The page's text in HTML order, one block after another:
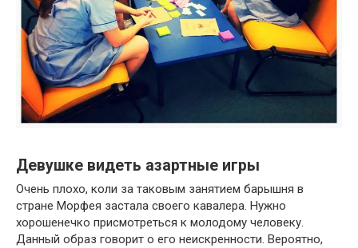
Девушке видеть азартные игры
Очень плохо, коли за таковым занятием барышня в
стране Морфея застала своего кавалера. Нужно
хорошенечко присмотреться к молодому человеку.
Данный образ говорит о его неискренности. Вероятно,